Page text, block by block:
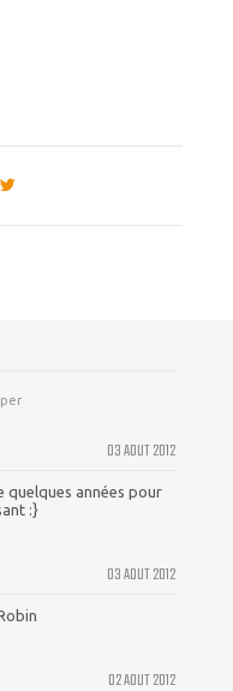
03 AOUT 2012
quelques années pour
:}
03 AOUT 2012
02 AOUT 2012